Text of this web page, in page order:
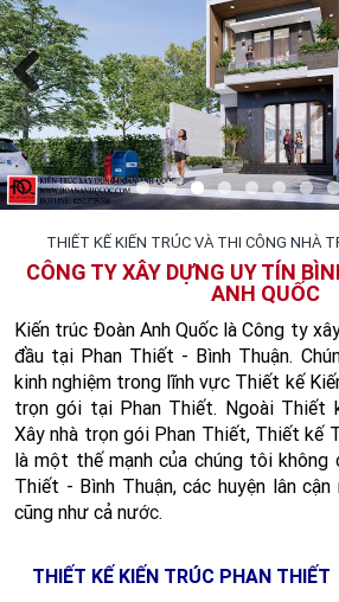
Previous
THIẾT KẾ KIẾN TRÚC VÀ THI CÔNG NHÀ
CÔNG TY XÂY DỰNG UY TÍN
ANH QUỐC
Kiến trúc Đoàn Anh Quốc là Công ty
đầu tại Phan Thiết - Bình Thuận.
kinh nghiệm trong lĩnh vực Thiết kế
trọn gói tại Phan Thiết. Ngoài Thiết
Xây nhà trọn gói Phan Thiết, Thiết kế
là một thế mạnh của chúng tôi
Thiết - Bình Thuận, các huyện lân
cũng như cả nước.
THIẾT KẾ KIẾN TRÚC PHAN THIẾT